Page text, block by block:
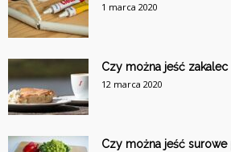
1 marca 2020
Czy można jeść zakalec
12 marca 2020
Czy można jeść surowe